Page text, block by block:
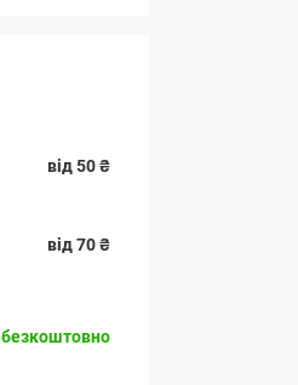
від 50 ₴
від 70 ₴
безкоштовно